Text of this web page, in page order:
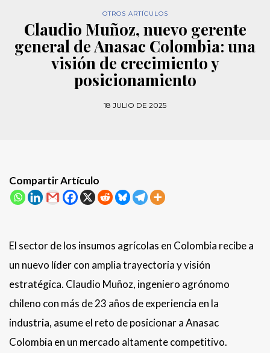
OTROS ARTÍCULOS
Claudio Muñoz, nuevo gerente
general de Anasac Colombia: una
visión de crecimiento y
posicionamiento
18 JULIO DE 2025
Compartir Artículo
El sector de los insumos agrícolas en Colombia recibe a
un nuevo líder con amplia trayectoria y visión
estratégica. Claudio Muñoz, ingeniero agrónomo
chileno con más de 23 años de experiencia en la
industria, asume el reto de posicionar a Anasac
Colombia en un mercado altamente competitivo.